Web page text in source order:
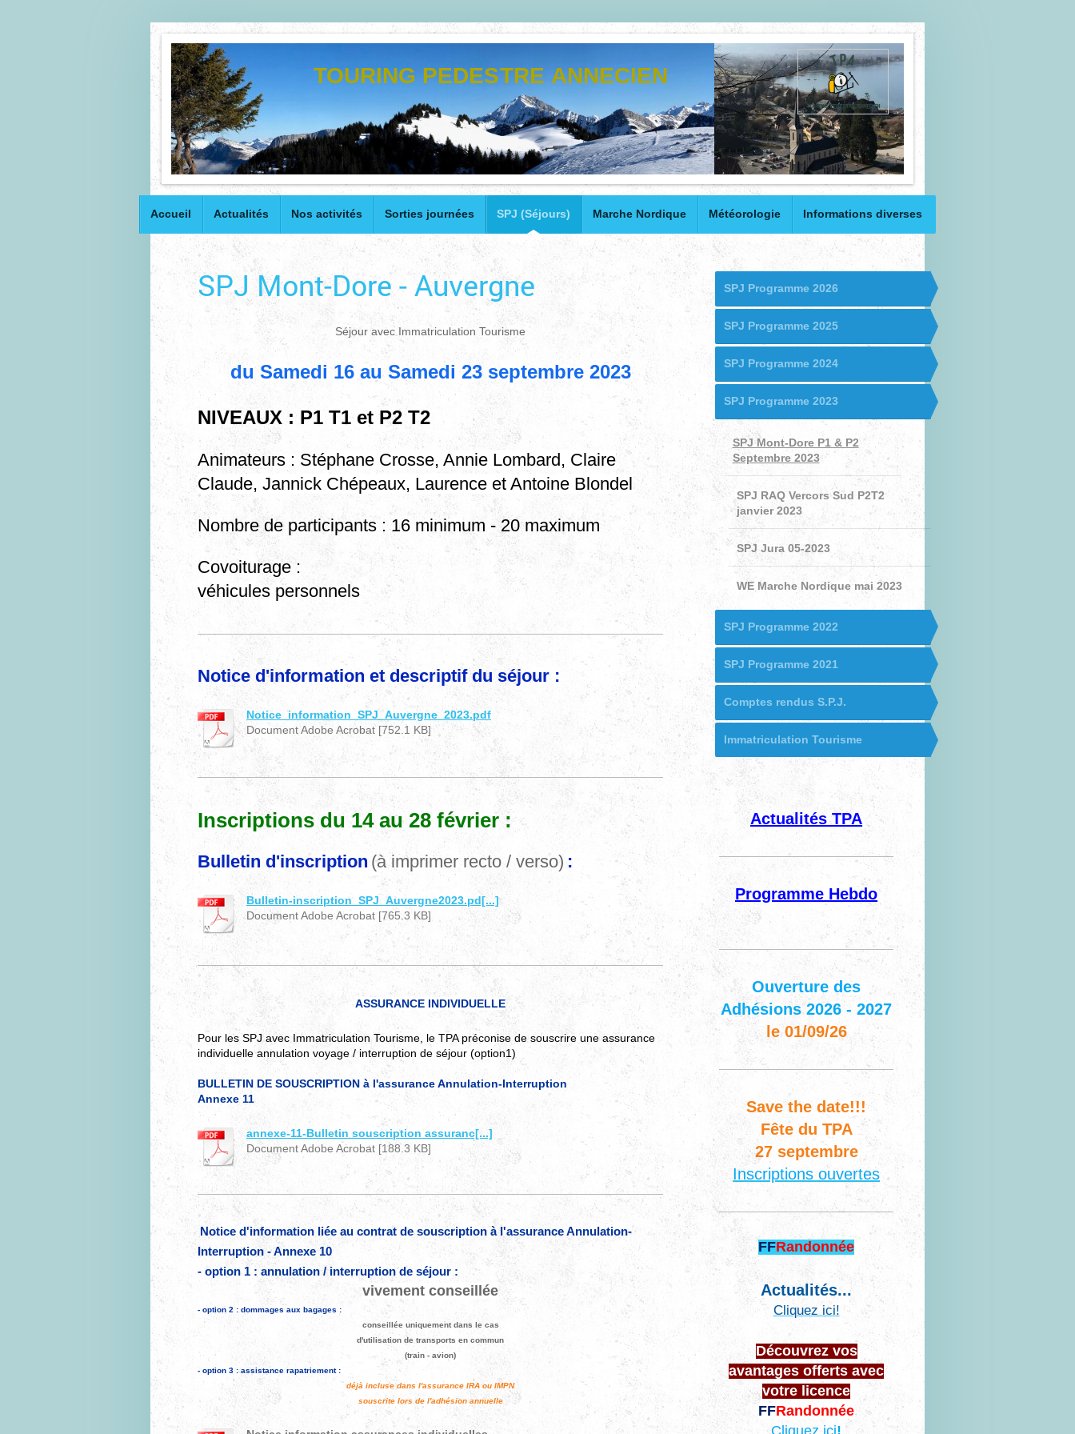
TOURING PEDESTRE ANNECIEN
Accueil Actualités Nos activités Sorties journées SPJ (Séjours) Marche Nordique Météorologie Informations diverses
SPJ Mont-Dore - Auvergne
Séjour avec Immatriculation Tourisme
du Samedi 16 au Samedi 23 septembre 2023
NIVEAUX : P1 T1 et P2 T2
Animateurs : Stéphane Crosse, Annie Lombard, Claire
Claude, Jannick Chépeaux, Laurence et Antoine Blondel
Nombre de participants : 16 minimum - 20 maximum
Covoiturage :
véhicules personnels
Notice d'information et descriptif du séjour :
Notice_information_SPJ_Auvergne_2023.pdf
Document Adobe Acrobat [752.1 KB]
Inscriptions du 14 au 28 février :
Bulletin d'inscription (à imprimer recto / verso) :
Bulletin-inscription_SPJ_Auvergne2023.pd[...]
Document Adobe Acrobat [765.3 KB]
ASSURANCE INDIVIDUELLE
Pour les SPJ avec Immatriculation Tourisme, le TPA préconise de souscrire une assurance
individuelle annulation voyage / interruption de séjour (option1)
BULLETIN DE SOUSCRIPTION à l'assurance Annulation-Interruption
Annexe 11
annexe-11-Bulletin souscription assuranc[...]
Document Adobe Acrobat [188.3 KB]
Notice d'information liée au contrat de souscription à l'assurance Annulation-
Interruption - Annexe 10
- option 1 : annulation / interruption de séjour :
vivement conseillée
- option 2 : dommages aux bagages :
conseillée uniquement dans le cas
d'utilisation de transports en commun
(train - avion)
- option 3 : assistance rapatriement :
déjà incluse dans l'assurance IRA ou IMPN
souscrite lors de l'adhésion annuelle
SPJ Programme 2026
SPJ Programme 2025
SPJ Programme 2024
SPJ Programme 2023
SPJ Mont-Dore P1 & P2
Septembre 2023
SPJ RAQ Vercors Sud P2T2
janvier 2023
SPJ Jura 05-2023
WE Marche Nordique mai 2023
SPJ Programme 2022
SPJ Programme 2021
Comptes rendus S.P.J.
Immatriculation Tourisme
Actualités TPA
Programme Hebdo
Ouverture des
Adhésions 2026 - 2027
le 01/09/26
Save the date!!!
Fête du TPA
27 septembre
Inscriptions ouvertes
FFRandonnée
Actualités...
Cliquez ici!
Découvrez vos
avantages offerts avec
votre licence
FFRandonnée